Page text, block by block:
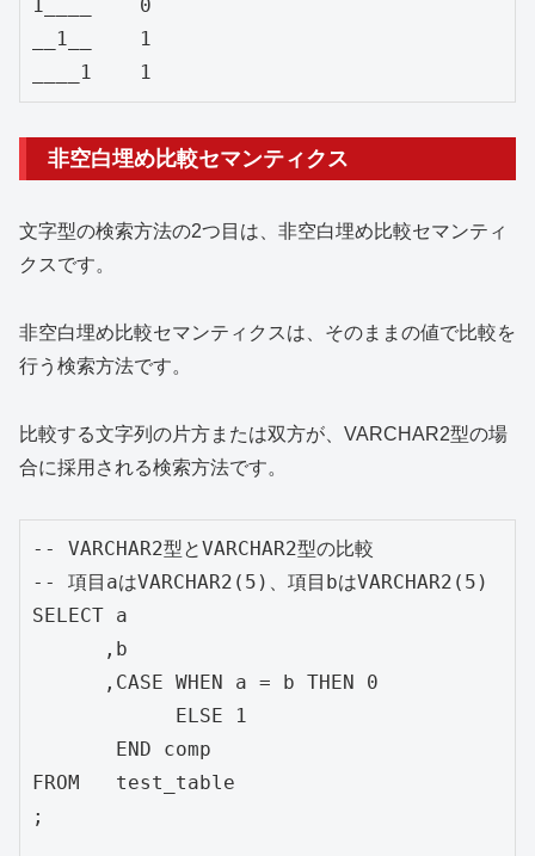
1____    0
__1__    1
非空白埋め比較セマンティクス
文字型の検索方法の2つ目は、非空白埋め比較セマンティ
クスです。
非空白埋め比較セマンティクスは、そのままの値で比較を
行う検索方法です。
比較する文字列の片方または双方が、VARCHAR2型の場
合に採用される検索方法です。
-- VARCHAR2型とVARCHAR2型の比較
-- 項目aはVARCHAR2(5)、項目bはVARCHAR2(5)
SELECT a
      ,b
      ,CASE WHEN a = b THEN 0
            ELSE 1
       END comp
FROM   test_table
;